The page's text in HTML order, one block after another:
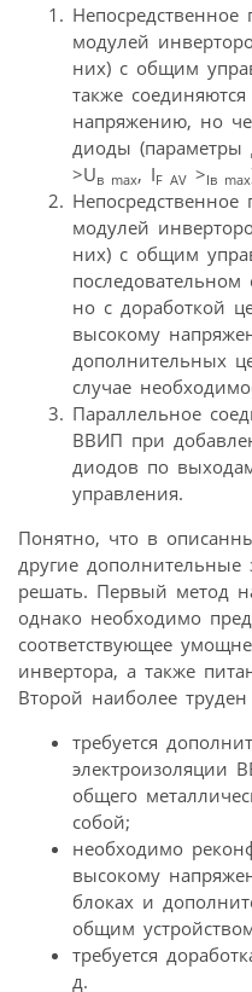
модулей
них) с общим
также
напряжению, но
диоды
>Uв max, IF AV >Iв max
модулей
них) с общим
но с доработкой
высокому
дополнительных
случае
Параллельное
ВВИП при
диодов по
управления.
Понятно, что в
другие
решать. Первый метод
однако необходимо
соответствующее
инвертора, а также
Второй наиболее
требуется
электроизоляции
общего
собой;
необходимо
высокому
блоках и
общим
требуется
д.